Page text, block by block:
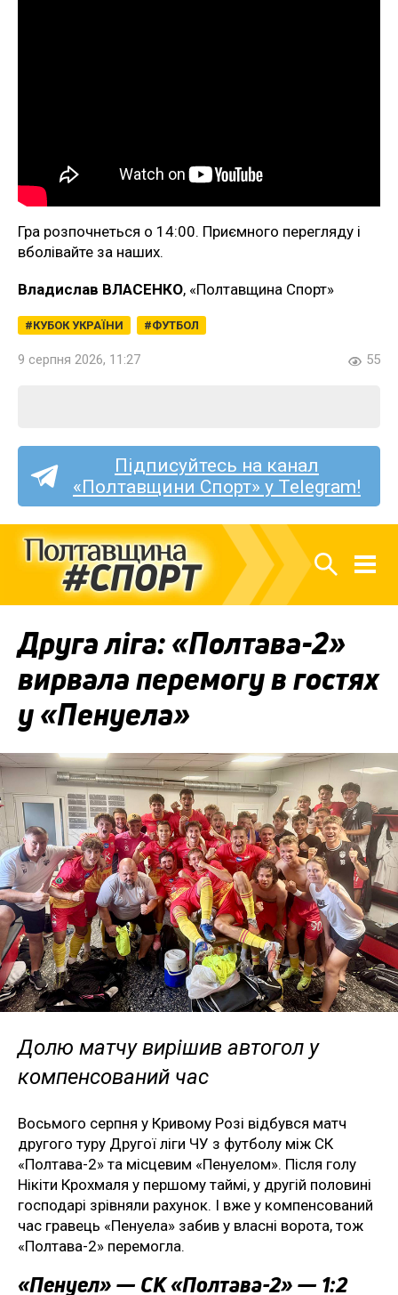
Гра розпочнеться о 14:00. Приємного перегляду і
вболівайте за наших.
Владислав ВЛАСЕНКО, «Полтавщина Спорт»
КУБОК УКРАЇНИ ФУТБОЛ
9 серпня 2026, 11:27 55
Підписуйтесь на канал
«Полтавщини Спорт» у Telegram!
Друга ліга: «Полтава-2»
вирвала перемогу в гостях
у «Пенуела»
Долю матчу вирішив автогол у
компенсований час
Восьмого серпня у Кривому Розі відбувся матч
другого туру Другої ліги ЧУ з футболу між СК
«Полтава-2» та місцевим «Пенуелом». Після голу
Нікіти Крохмаля у першому таймі, у другій половині
господарі зрівняли рахунок. І вже у компенсований
час гравець «Пенуела» забив у власні ворота, тож
«Полтава-2» перемогла.
«Пенуел» — СК «Полтава-2» — 1:2